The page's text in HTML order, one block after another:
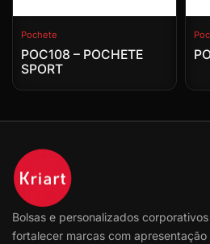
Pochete
POC108 – POCHETE
SPORT
Bolsas e personalizados
fortalecer marcas com apresentação